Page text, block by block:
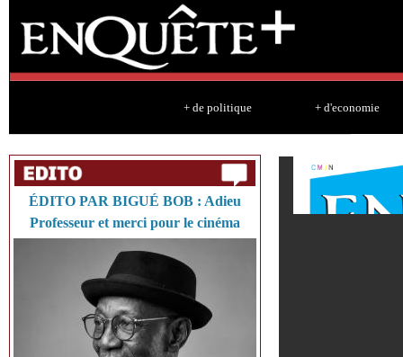
+ de politique + d'economie
ÉDITO PAR BIGUÉ BOB : Adieu
Professeur et merci pour le cinéma